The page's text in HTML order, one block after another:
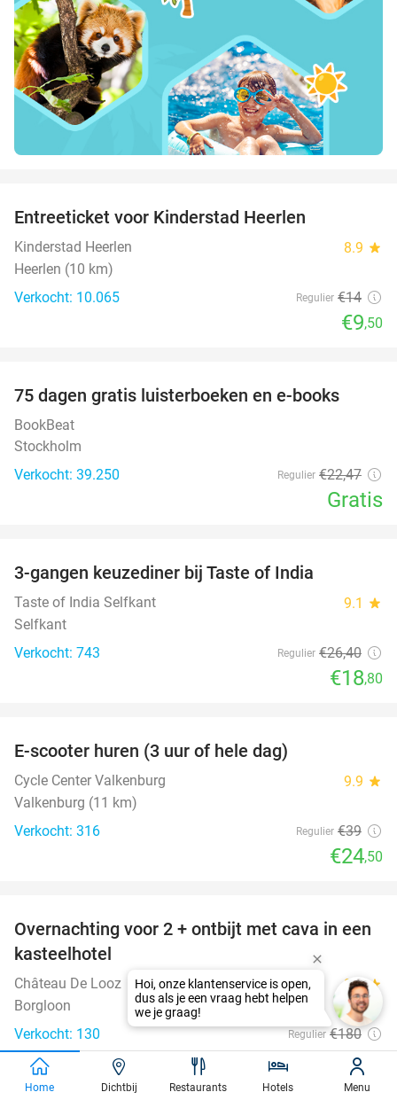
Entreeticket voor Kinderstad Heerlen
Kinderstad Heerlen 8.9 star
Heerlen (10 km)
Verkocht: 10.065
Regulier €14
€9,50
75 dagen gratis luisterboeken en e-books
BookBeat
Stockholm
Verkocht: 39.250
Regulier €22,47
Gratis
3-gangen keuzediner bij Taste of India
Taste of India Selfkant 9.1 star
Selfkant
Verkocht: 743
Regulier €26,40
€18,80
E-scooter huren (3 uur of hele dag)
Cycle Center Valkenburg 9.9 star
Valkenburg (11 km)
Verkocht: 316
Regulier €39
€24,50
48%
Overnachting voor 2 + ontbijt met cava in een
kasteelhotel
Château De Looz 9.3star
Borgloon
Verkocht: 130
Regulier €180
€94
Inclusief alle bijkomende kosten
Home Dichtbij Restaurants Hotels Menu